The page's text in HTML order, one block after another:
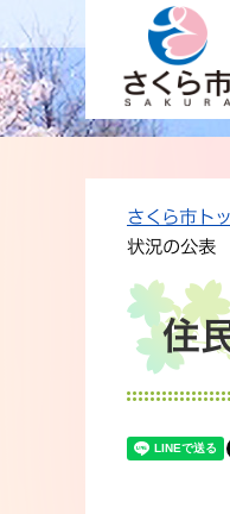
さくら市ト
状況の公表
住